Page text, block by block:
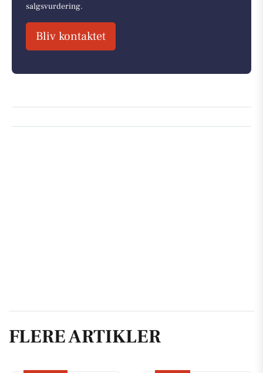
salgsvurdering.
Bliv kontaktet
FLERE ARTIKLER